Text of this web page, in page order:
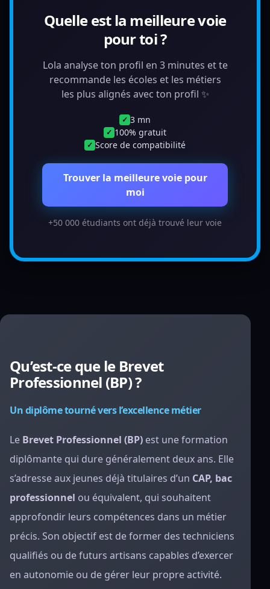
Quelle est la meilleure voie
pour toi ?
Lola analyse ton profil en 3 minutes et te
recommande les écoles et les métiers
les plus alignés avec ton profil ✨
✓ 3 mn
✓ 100% gratuit
✓ Score de compatibilité
Trouver la meilleure voie pour
moi
+50 000 étudiants ont déjà trouvé leur voie
Qu’est-ce que le Brevet
Professionnel (BP) ?
Un diplôme tourné vers l’excellence métier
Le Brevet Professionnel (BP) est une formation
diplômante qui dure généralement deux ans. Elle
s’adresse aux jeunes déjà titulaires d’un CAP, bac
professionnel ou équivalent, qui souhaitent
approfondir leurs compétences dans un métier
précis. Son objectif est de former des techniciens
qualifiés ou de futurs artisans capables d’exercer
en autonomie ou de gérer leur propre activité.